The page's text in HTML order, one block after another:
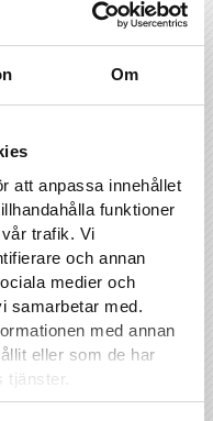
Om
att anpassa innehållet
funktioner
trafik. Vi
och annan
medier och
samarbetar med.
med annan
eller som de har
tjänster.